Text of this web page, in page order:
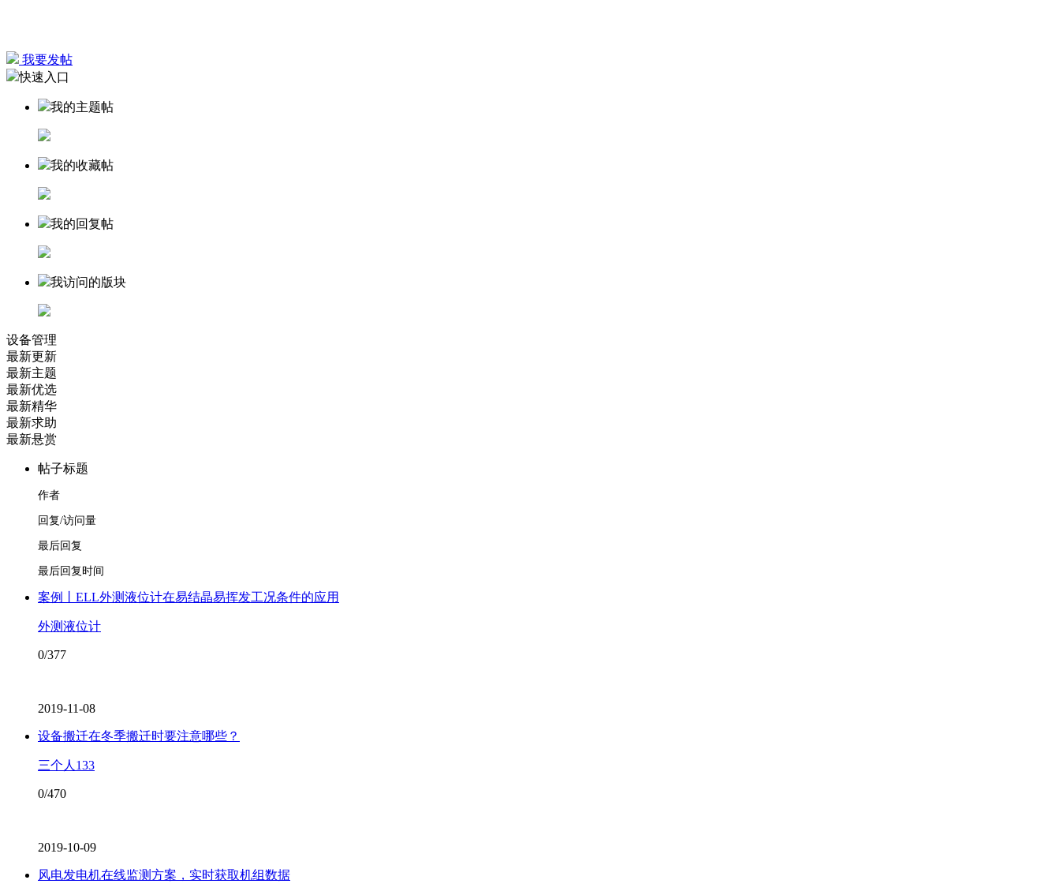
我要发帖
快速入口
我的主题帖
我的收藏帖
我的回复帖
我访问的版块
设备管理
最新更新
最新主题
最新优选
最新精华
最新求助
最新悬赏
帖子标题
作者
回复/访问量
最后回复
最后回复时间
案例丨ELL外测液位计在易结晶易挥发工况条件的应用
外测液位计
0/377
2019-11-08
设备搬迁在冬季搬迁时要注意哪些？
三个人133
0/470
2019-10-09
风电发电机在线监测方案，实时获取机组数据